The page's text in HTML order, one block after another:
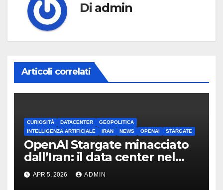
Di admin
Articoli correlati
CURIOSITÀ DATACENTER
GEOPOLITICA
INTELLIGENZA ARTIFICIALE
IRAN NEWS OPENAI STARGATE
OpenAI Stargate minacciato
dall’Iran: il data center nel
mirino
APR 5, 2026 ADMIN